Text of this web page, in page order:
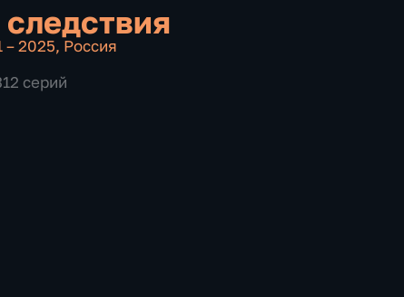
– 2025, Россия
серий